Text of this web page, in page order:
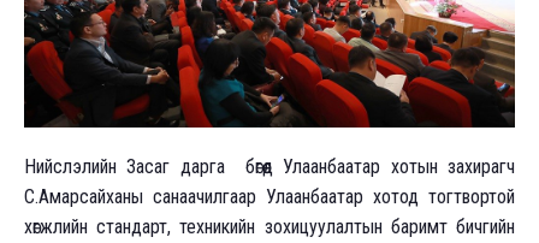
Нийслэлийн Засаг дарга бөгөөд Улаанбаатар хотын захирагч
С.Амарсайханы санаачилгаар Улаанбаатар хотод тогтвортой
хөгжлийн стандарт, техникийн зохицуулалтын баримт бичгийн